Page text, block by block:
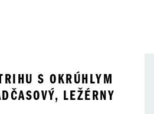
S OKRÚHLYM
LEŽÉRNY